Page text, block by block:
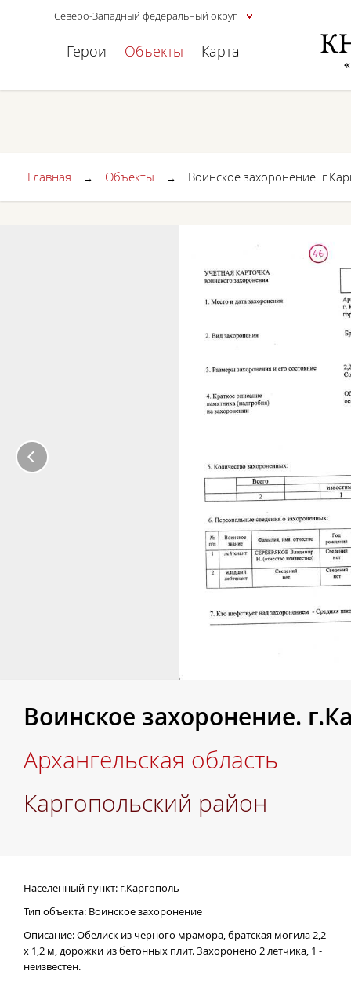
Северо-Западный федеральный округ
Герои Объекты Карта
Главная → Объекты → Воинское захоронение.
Воинское захоронение.
Архангельская область
Каргопольский район
Населенный пункт: г.Каргополь
Тип объекта: Воинское захоронение
Описание: Обелиск из черного мрамора, братская могила 2,2
х 1,2 м, дорожки из бетонных плит. Захоронено 2 летчика, 1 -
неизвестен.